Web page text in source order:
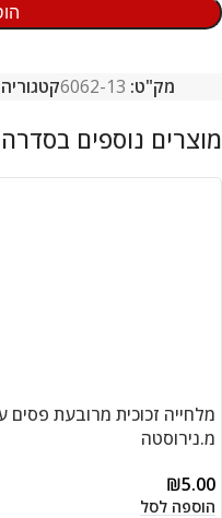
מק"ט: 6062-13
מלחייה זכוכית מרובעת פסים
מ.נירוסטה
₪5.00
הוספה לסל